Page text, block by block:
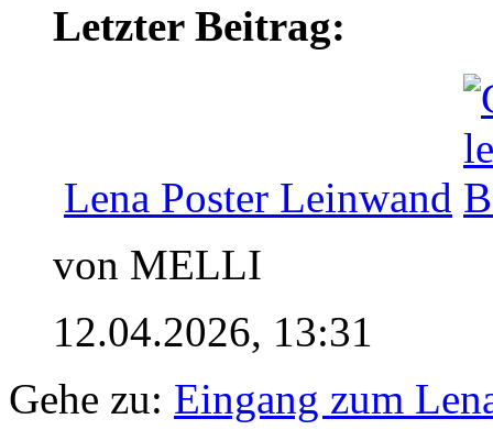
Letzter Beitrag:
Lena Poster Leinwand
von MELLI
12.04.2026, 13:31
Gehe zu: Eingang zum